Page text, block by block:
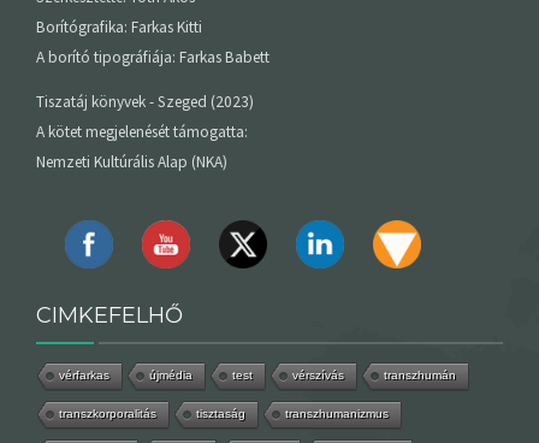
Borítógrafika: Farkas Kitti
A borító tipográfiája: Farkas Babett
Tiszatáj könyvek - Szeged (2023)
A kötet megjelenését támogatta:
Nemzeti Kultúrális Alap (NKA)
CIMKEFELHŐ
vérfarkas újmédia test vérszívás transzhumán
transzkorporalitás tisztaság transzhumanizmus